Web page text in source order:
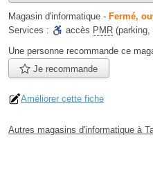
Magasin d'informatique - Fermé,
Services :
accès PMR (parking,
Une personne recommande ce
Je recommande
Améliorer cette fiche
Autres magasins d'informatique à